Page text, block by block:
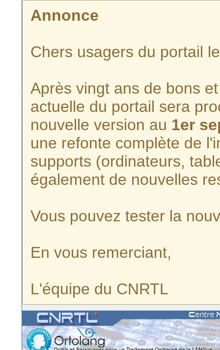
Annonce
Chers usagers du portail
Après vingt ans de bons
actuelle du portail sera
nouvelle version au 1er
une refonte complète de
supports (ordinateurs,
également de nouvelles
Vous pouvez tester la
En vous remerciant,
L'équipe du CNRTL